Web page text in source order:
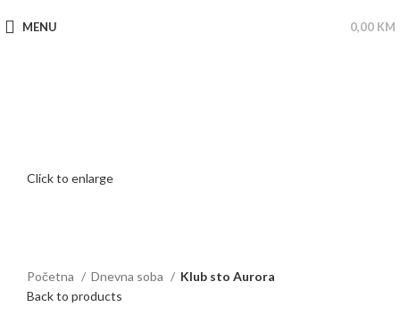
MENU 0,00 KM
Click to enlarge
Početna Dnevna soba
Klub sto Aurora
Back to products